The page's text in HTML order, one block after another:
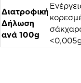
Διατροφική
Δήλωση
ανά 100g